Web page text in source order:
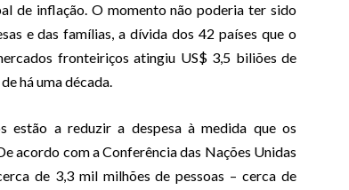
de inflação. O momento não poderia ter sido
e das famílias, a dívida dos 42 países que o
fronteiriços atingiu US$ 3,5 biliões de
há uma década.
estão a reduzir a despesa à medida que os
acordo com a Conferência das Nações Unidas
de 3,3 mil milhões de pessoas – cerca de